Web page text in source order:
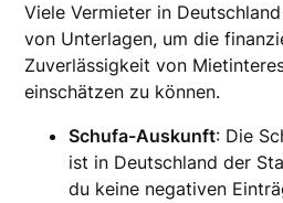
Viele Vermieter in
von Unterlagen, um die
Zuverlässigkeit von
einschätzen zu können.
Schufa-Auskunft: Die
ist in Deutschland der
du keine negativen